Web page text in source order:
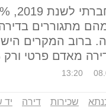
מתגוררים
ברוב המקרים
13:20
שכירות דירה יד